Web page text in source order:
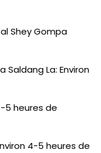
Shey Gompa
Saldang La: Environ
5 heures de
4-5 heures de